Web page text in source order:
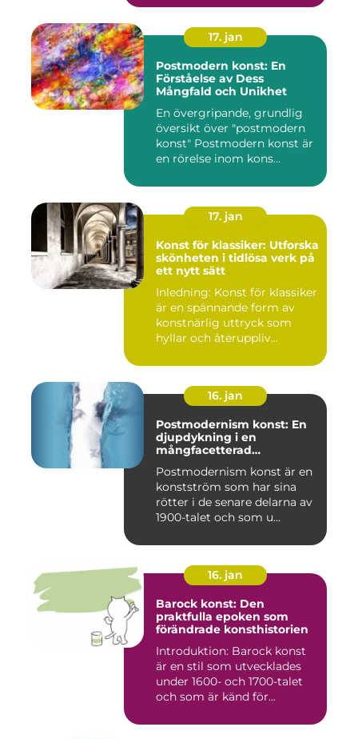
17. jan
Postmodern konst: En
Förståelse av Dess
Mångfald och Unikhet
En övergripande, grundlig
översikt över "postmodern
konst" Postmodern konst är
en rörelse inom kons...
17. jan
Konst för klassiker: Utforska
skönheten i tidlösa verk på
ett nytt sätt
Inledning: Konst för klassiker
är en spännande form av
konstnärlig uttryck som
hyllar och återuppliv...
16. jan
Postmodernism konst: En
djupdykning i en
mångfacetterad
Postmodernism konst är en
konstström som har sina
rötter i de senare delarna av
1900-talet och som u...
16. jan
Barock konst: Den
praktfulla epoken som
förändrade konsthistorien
Introduktion: Barock konst
är en stil som utvecklades
under 1600- och 1700-talet
och som är känd för...